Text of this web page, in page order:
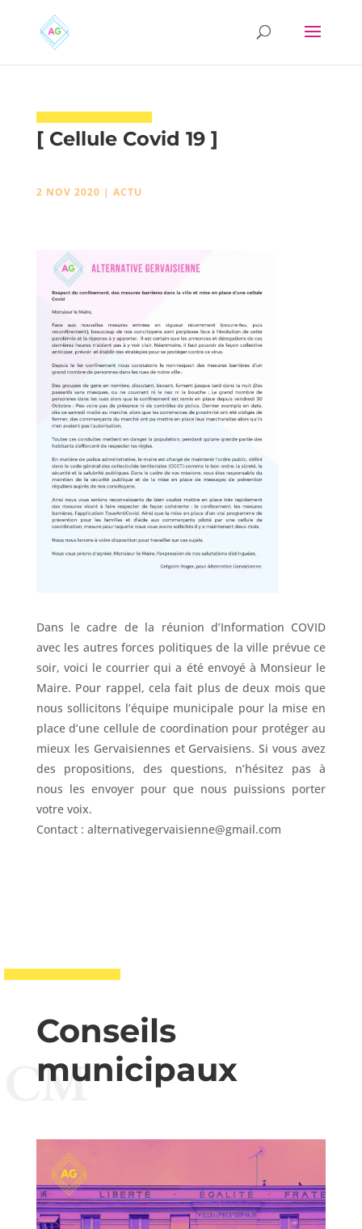
[ Cellule Covid 19 ]
2 NOV 2020 | ACTU
Dans le cadre de la réunion d’Information COVID
avec les autres forces politiques de la ville prévue ce
soir, voici le courrier qui a été envoyé à Monsieur le
Maire. Pour rappel, cela fait plus de deux mois que
nous sollicitons l’équipe municipale pour la mise en
place d’une cellule de coordination pour protéger au
mieux les Gervaisiennes et Gervaisiens. Si vous avez
des propositions, des questions, n’hésitez pas à
nous les envoyer pour que nous puissions porter
votre voix.
Contact : alternativegervaisienne@gmail.com
Conseils
municipaux
CM